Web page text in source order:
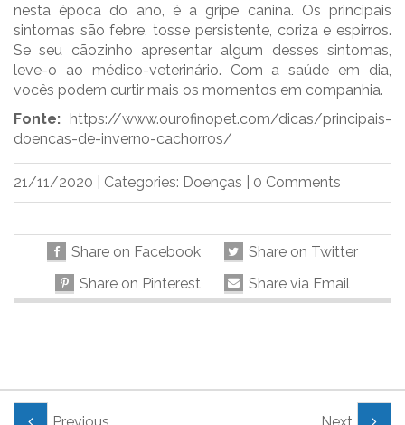
nesta época do ano, é a gripe canina. Os principais
sintomas são febre, tosse persistente, coriza e espirros.
Se seu cãozinho apresentar algum desses sintomas,
leve-o ao médico-veterinário. Com a saúde em dia,
vocês podem curtir mais os momentos em companhia.
Fonte: https://www.ourofinopet.com/dicas/principais-
doencas-de-inverno-cachorros/
21/11/2020 Categories: Doenças 0 Comments
Share on Facebook
Share on Twitter
Share on Pinterest
Share via Email